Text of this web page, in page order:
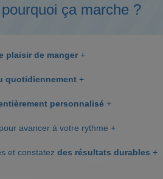
ça marche ?
plaisir de manger +
quotidiennement +
personnalisé +
pour avancer à votre rythme +
et constatez des résultats durables +